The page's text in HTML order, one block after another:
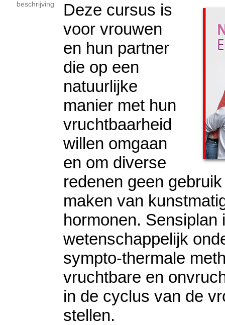
beschrijving
Deze cursus is
voor vrouwen
en hun partner
die op een
natuurlijke
manier met hun
vruchtbaarheid
willen omgaan
en om diverse
redenen geen
maken van
hormonen. Sensiplan
wetenschappelijk
sympto-thermale
vruchtbare en
in de cyclus van de
stellen.